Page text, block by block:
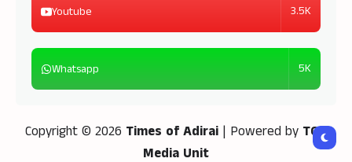
Youtube 3.5K
Whatsapp 5K
Copyright © 2026 Times of Adirai| Powered by TOA
Media Unit